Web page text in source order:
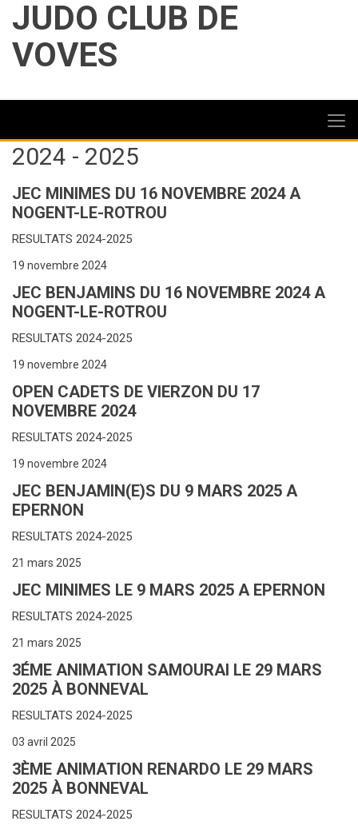
JUDO CLUB DE
VOVES
2024 - 2025
JEC MINIMES DU 16 NOVEMBRE 2024 A
NOGENT-LE-ROTROU
RESULTATS 2024-2025
19 novembre 2024
JEC BENJAMINS DU 16 NOVEMBRE 2024 A
NOGENT-LE-ROTROU
RESULTATS 2024-2025
19 novembre 2024
OPEN CADETS DE VIERZON DU 17
NOVEMBRE 2024
RESULTATS 2024-2025
19 novembre 2024
JEC BENJAMIN(E)S DU 9 MARS 2025 A
EPERNON
RESULTATS 2024-2025
21 mars 2025
JEC MINIMES LE 9 MARS 2025 A EPERNON
RESULTATS 2024-2025
21 mars 2025
3ÉME ANIMATION SAMOURAI LE 29 MARS
2025 À BONNEVAL
RESULTATS 2024-2025
03 avril 2025
3ÈME ANIMATION RENARDO LE 29 MARS
2025 À BONNEVAL
RESULTATS 2024-2025